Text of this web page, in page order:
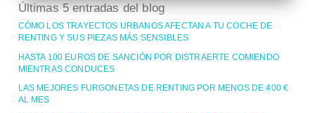
Últimas 5 entradas del blog
CÓMO LOS TRAYECTOS URBANOS AFECTAN A TU COCHE DE
RENTING Y SUS PIEZAS MÁS SENSIBLES
HASTA 100 EUROS DE SANCIÓN POR DISTRAERTE COMIENDO
MIENTRAS CONDUCES
LAS MEJORES FURGONETAS DE RENTING POR MENOS DE 400 €
AL MES